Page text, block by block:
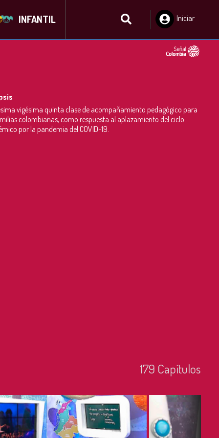
INFANTIL
Iniciar
vigésima quinta clase de acompañamiento pedagógico para
colombianas, como respuesta al aplazamiento del ciclo
por la pandemia del COVID-19.
179 Capí­tulos